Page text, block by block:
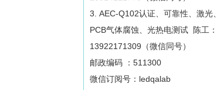
3. AEC-Q102认证、可靠性、激光、
PCB气体腐蚀、光热电测试 陈工：
13922171309（微信同号）
邮政编码 ：511300
微信订阅号：ledqalab